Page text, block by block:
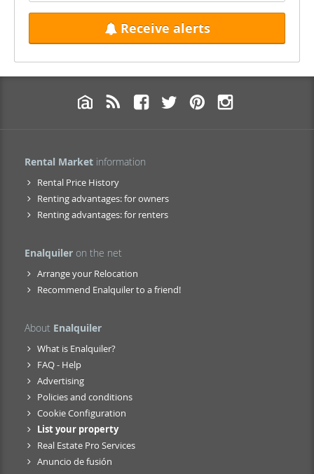
Receive alerts
Rental Market information
Rental Price History
Renting advantages: for owners
Renting advantages: for renters
Enalquiler on the net
Arrange your Relocation
Recommend Enalquiler to a friend!
About Enalquiler
What is Enalquiler?
FAQ - Help
Advertising
Policies and conditions
Cookie Configuration
List your property
Real Estate Pro Services
Anuncio de fusión